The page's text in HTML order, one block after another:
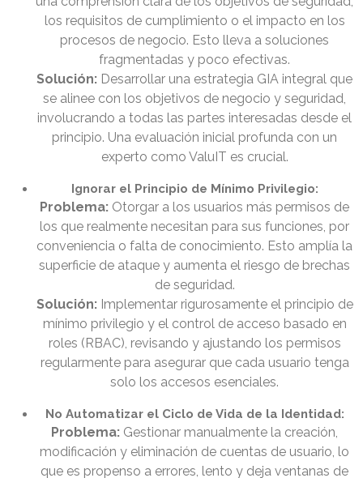
los requisitos de cumplimiento o el impacto en los
procesos de negocio. Esto lleva a soluciones
fragmentadas y poco efectivas.
Solución: Desarrollar una estrategia GIA integral que
se alinee con los objetivos de negocio y seguridad,
involucrando a todas las partes interesadas desde el
principio. Una evaluación inicial profunda con un
experto como ValuIT es crucial.
Ignorar el Principio de Mínimo Privilegio:
Problema: Otorgar a los usuarios más permisos de
los que realmente necesitan para sus funciones, por
conveniencia o falta de conocimiento. Esto amplía la
superficie de ataque y aumenta el riesgo de brechas
de seguridad.
Solución:Implementar rigurosamente el principio de
mínimo privilegio y el control de acceso basado en
roles (RBAC), revisando y ajustando los permisos
regularmente para asegurar que cada usuario tenga
solo los accesos esenciales.
No Automatizar el Ciclo de Vida de la Identidad:
Problema: Gestionar manualmente la creación,
modificación y eliminación de cuentas de usuario, lo
que es propenso a errores, lento y deja ventanas de